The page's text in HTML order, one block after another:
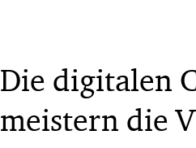
Die digitalen
meistern die